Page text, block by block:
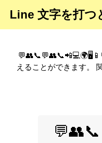
Line 文字を打つ
えることができます。
💬👥📞